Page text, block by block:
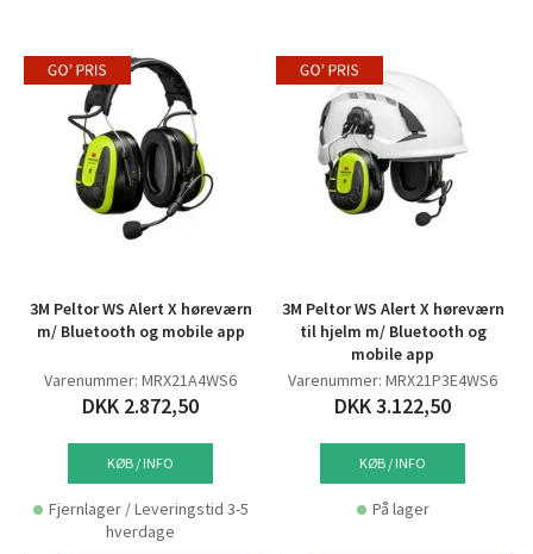
3M Peltor WS Alert X høreværn
m/ Bluetooth og mobile app
Varenummer: MRX21A4WS6
DKK 2.872,50
KØB / INFO
Fjernlager / Leveringstid 3-5
hverdage
3M Peltor WS Alert X høreværn
til hjelm m/ Bluetooth og
mobile app
Varenummer: MRX21P3E4WS6
DKK 3.122,50
KØB / INFO
På lager